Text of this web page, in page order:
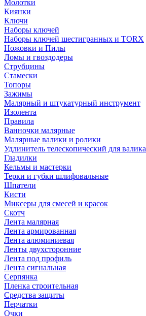
Молотки
Киянки
Ключи
Наборы ключей
Наборы ключей шестигранных и TORX
Ножовки и Пилы
Ломы и гвоздодеры
Струбцины
Стамески
Топоры
Зажимы
Малярный и штукатурный инструмент
Изолента
Правила
Ванночки малярные
Малярные валики и ролики
Удлинитель телескопический для валика
Гладилки
Кельмы и мастерки
Терки и губки шлифовальные
Шпатели
Кисти
Миксеры для смесей и красок
Скотч
Лента малярная
Лента армированная
Лента алюминиевая
Ленты двухсторонние
Лента под профиль
Лента сигнальная
Серпянка
Пленка строительная
Средства защиты
Перчатки
Очки